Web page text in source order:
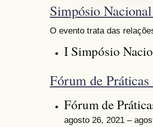
Simpósio
O evento trata das
I Simpósio
Fórum de
Fórum de
agosto 26, 2021 –